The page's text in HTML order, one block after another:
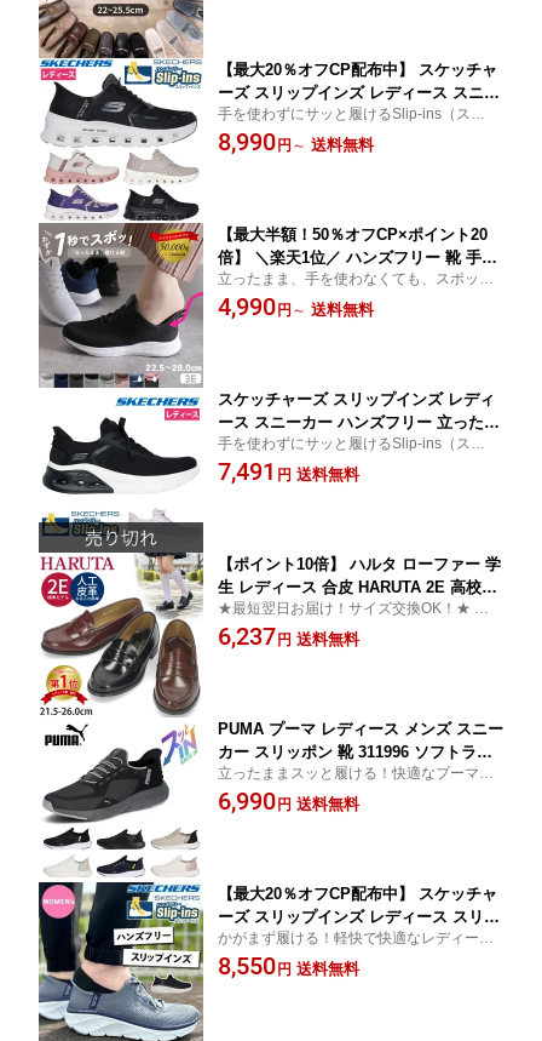
【最大20％オフCP配布中】 スケッチャ
ーズ スリップインズ レディース スニー
カー 厚底 ハンズフリー スリッポン ウ
ォーキングシューズ SKECHERS Slip-i
手を使わずにサッと履けるSlip-ins（スリッ
プインズ）モデル。 かがまず履ける スリッ
プオン ゴムひも 厚底スニーカー ローカッ
8,990 円 ～ 送料無料
【最大半額！50％オフCP×ポイント20
倍】 ＼楽天1位／ ハンズフリー 靴 手を
使わず履ける靴 スリップ イン シューズ
レディース メンズ 高齢者 立ったまま履
立ったまま、手を使わなくても、スポッと
履ける！ 女性 高齢者 仕事用 ウォーキング
ランニング 腰痛 EEE 靴 ゴム紐 ブラック 黒
4,990 円 ～ 送料無料
スケッチャーズ スリップインズ レディ
ース スニーカー ハンズフリー 立ったま
ま履ける 手を使わずに履ける スリッポ
ン SKECHERS Slip-ins 117638 BLK LI
手を使わずにサッと履けるSlip-ins（スリッ
プインズ）モデル。 かがまず履ける スリッ
プオン 厚底スニーカー ローカット クッシ
7,491 円 送料無料
【ポイント10倍】 ハルタ ローファー 学
生 レディース 合皮 HARUTA 2E 高校生
4514 通学 靴 スクール 黒 クロ ブラウン
ローター 女の子 卒業式 入学式 発表会
★最短翌日お届け！サイズ交換OK！★ 履き
やすくて疲れない、丈夫なのも嬉しい！全
国トップシェア！ハルタのローファー 大き
6,237 円 送料無料
PUMA プーマ レディース メンズ スニー
カー スリッポン 靴 311996 ソフトライ
ド フレックスレース イーズイン ALT ワ
イド Softride Flexlace Ease In ALT Wi
立ったままスッと履ける！快適なプーマの
新モデル
6,990 円 送料無料
【最大20％オフCP配布中】 スケッチャ
ーズ スリップインズ レディース スリッ
ポン ウォーキングシューズ ストレッチ
履きやすい つま先 リラックスドフィッ
かがまず履ける！軽快で快適なレディース
スリッポン ゆったり 歩きやすい 旅行 散歩
8,550 円 送料無料